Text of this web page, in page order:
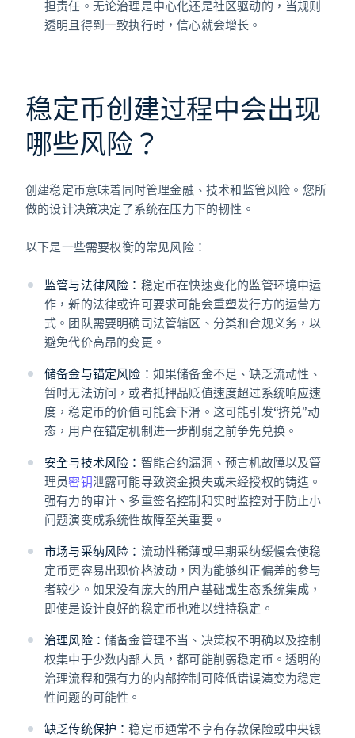
担责任。无论治理是中心化还是社区驱动的，当规则
透明且得到一致执行时，信心就会增长。
稳定币创建过程中会出现
哪些风险？
创建稳定币意味着同时管理金融、技术和监管风险。您所
做的设计决策决定了系统在压力下的韧性。
以下是一些需要权衡的常见风险：
监管与法律风险： 稳定币在快速变化的监管环境中运
作，新的法律或许可要求可能会重塑发行方的运营方
式。团队需要明确司法管辖区、分类和合规义务，以
避免代价高昂的变更。
储备金与锚定风险： 如果储备金不足、缺乏流动性、
暂时无法访问，或者抵押品贬值速度超过系统响应速
度，稳定币的价值可能会下滑。这可能引发“挤兑”动
态，用户在锚定机制进一步削弱之前争先兑换。
安全与技术风险： 智能合约漏洞、预言机故障以及管
理员密钥泄露可能导致资金损失或未经授权的铸造。
强有力的审计、多重签名控制和实时监控对于防止小
问题演变成系统性故障至关重要。
市场与采纳风险： 流动性稀薄或早期采纳缓慢会使稳
定币更容易出现价格波动，因为能够纠正偏差的参与
者较少。如果没有庞大的用户基础或生态系统集成，
即使是设计良好的稳定币也难以维持稳定。
治理风险： 储备金管理不当、决策权不明确以及控制
权集中于少数内部人员，都可能削弱稳定币。透明的
治理流程和强有力的内部控制可降低错误演变为稳定
性问题的可能性。
缺乏传统保护：稳定币通常不享有存款保险或中央银